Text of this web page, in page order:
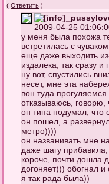
(Ответить )
2009-04-25
у меня была похожа
встретилась с
еще даже выходить
издалека, так сразу и
ну вот, спустились
несет, мне эта
вон туда
отказываюсь, говорю,
он типа подумал, что
он пошел, а
метро))))
он названивать мне
даже шагу
короче, почти дошла
догоняет))) обогнал и
я так рада была))